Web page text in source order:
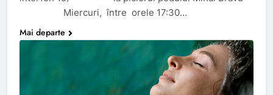
Miercuri, între orele 17:30…
Mai departe